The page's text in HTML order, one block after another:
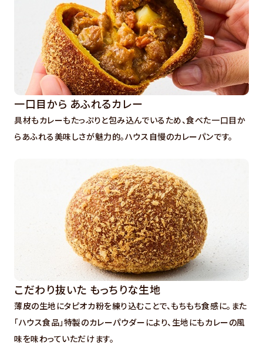
一口目から あふれるカレー
具材もカレーもたっぷりと包み込んでいるため、食べた一口目か
らあふれる美味しさが魅力的。ハウス自慢のカレーパンです。
こだわり抜いた もっちりな生地
薄皮の生地にタピオカ粉を練り込むことで、もちもち食感に。また
「ハウス食品」特製のカレーパウダーにより、生地にもカレーの風
味を味わっていただけます。